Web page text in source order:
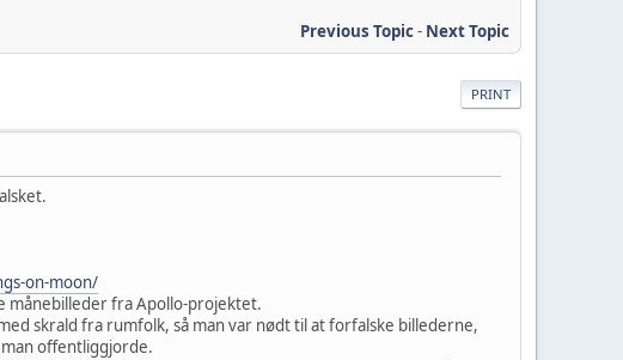
Previous Topic- Next Topic
PRINT
on-moon/
månebilleder fra Apollo-projektet.
skrald fra rumfolk, så man var nødt til at forfalske billederne,
offentliggjorde.